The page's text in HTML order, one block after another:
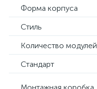
Форма корпуса
Стиль
Количество модулей
Стандарт